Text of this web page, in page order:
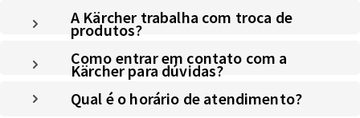
A Kärcher trabalha com troca de
produtos?
Como entrar em contato com a
Kärcher para dúvidas?
Qual é o horário de atendimento?